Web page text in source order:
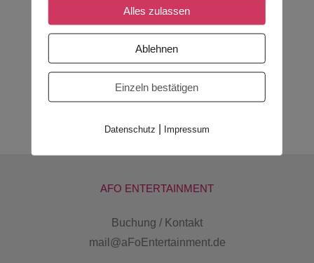
solo artist
artists singer/songwriter solo artist
solo artist
party band show band solo artist
solo artist
singer/songwriter
solo artist
solo artist
solo artist
dance jazz show artist singer/songwriter solo artist
solo artist
AFO ENTERTAINMENT
Buchung / Kontakt
mail@aFoEntertainment.de
Alles zulassen
Ablehnen
Einzeln bestätigen
Datenschutz | Impressum